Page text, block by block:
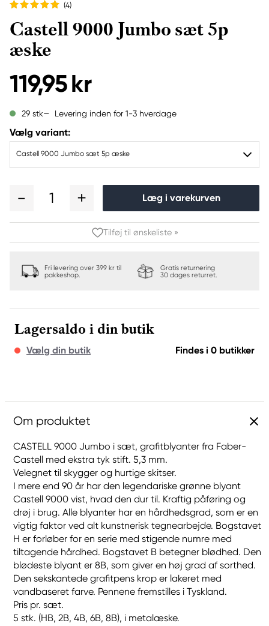
(4)
Castell 9000 Jumbo sæt 5p
æske
119,95 kr
29 stk Levering inden for 1-3 hverdage
Vælg variant:
Castell 9000 Jumbo sæt 5p æske
1 Læg i varekurven
Tilføj til ønskeliste »
Fri levering over 399 kr til
pakkeshop.
Gratis returnering
30 dages returret.
Lagersaldo i din butik
Vælg din butik Findes i 0 butikker
Om produktet
CASTELL 9000 Jumbo i sæt, grafitblyanter fra Faber-
Castell med ekstra tyk stift. 5,3 mm.
Velegnet til skygger og hurtige skitser.
I mere end 90 år har den legendariske grønne blyant
Castell 9000 vist, hvad den dur til. Kraftig påføring og
drøj i brug. Alle blyanter har en hårdhedsgrad, som er en
vigtig faktor ved alt kunstnerisk tegnearbejde. Bogstavet
H er forløber for en serie med stigende numre med
tiltagende hårdhed. Bogstavet B betegner blødhed. Den
blødeste blyant er 8B, som giver en høj grad af sorthed.
Den sekskantede grafitpens krop er lakeret med
vandbaseret farve. Pennene fremstilles i Tyskland.
Pris pr. sæt.
5 stk. (HB, 2B, 4B, 6B, 8B), i metalæske.